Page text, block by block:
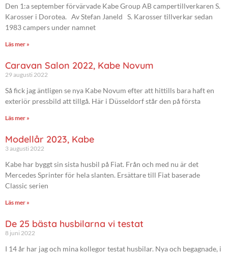
Den 1:a september förvärvade Kabe Group AB campertillverkaren S.
Karosser i Dorotea. Av Stefan Janeld S. Karosser tillverkar sedan
1983 campers under namnet
Läs mer »
Caravan Salon 2022, Kabe Novum
29 augusti 2022
Så fick jag äntligen se nya Kabe Novum efter att hittills bara haft en
exteriör pressbild att tillgå. Här i Düsseldorf står den på första
Läs mer »
Modellår 2023, Kabe
3 augusti 2022
Kabe har byggt sin sista husbil på Fiat. Från och med nu är det
Mercedes Sprinter för hela slanten. Ersättare till Fiat baserade
Classic serien
Läs mer »
De 25 bästa husbilarna vi testat
8 juni 2022
I 14 år har jag och mina kollegor testat husbilar. Nya och begagnade, i